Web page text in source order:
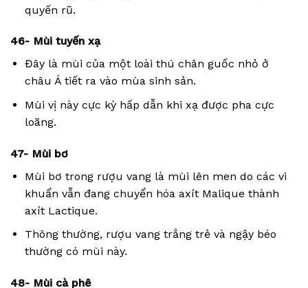
quyến rũ.
46- Mùi tuyến xạ
Đây là mùi của một loài thú chân guốc nhỏ ở
châu Á tiết ra vào mùa sinh sản.
Mùi vị này cực kỳ hấp dẫn khi xạ được pha cực
loãng.
47- Mùi bơ
Mùi bơ trong rượu vang là mùi lên men do các vi
khuẩn vẫn đang chuyển hóa axít Malique thành
axít Lactique.
Thông thường, rượu vang trắng trẻ và ngậy béo
thường có mùi này.
48- Mùi cà phê